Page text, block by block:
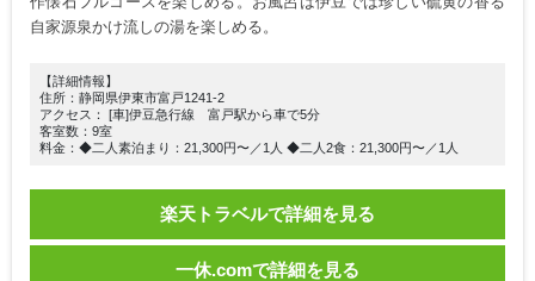
自家源泉かけ流しの湯を楽しめる。
【詳細情報】
住所：静岡県伊東市富戸1241-2
アクセス： [車]伊豆急行線 富戸駅から車で5分
客室数：9室
料金：◆二人素泊まり：21,300円〜／1人 ◆二人2食：21,300円〜／1人
楽天トラベルで詳細を見る
一休.comで詳細を見る